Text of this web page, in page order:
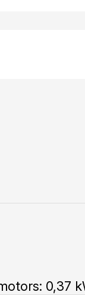
0,37